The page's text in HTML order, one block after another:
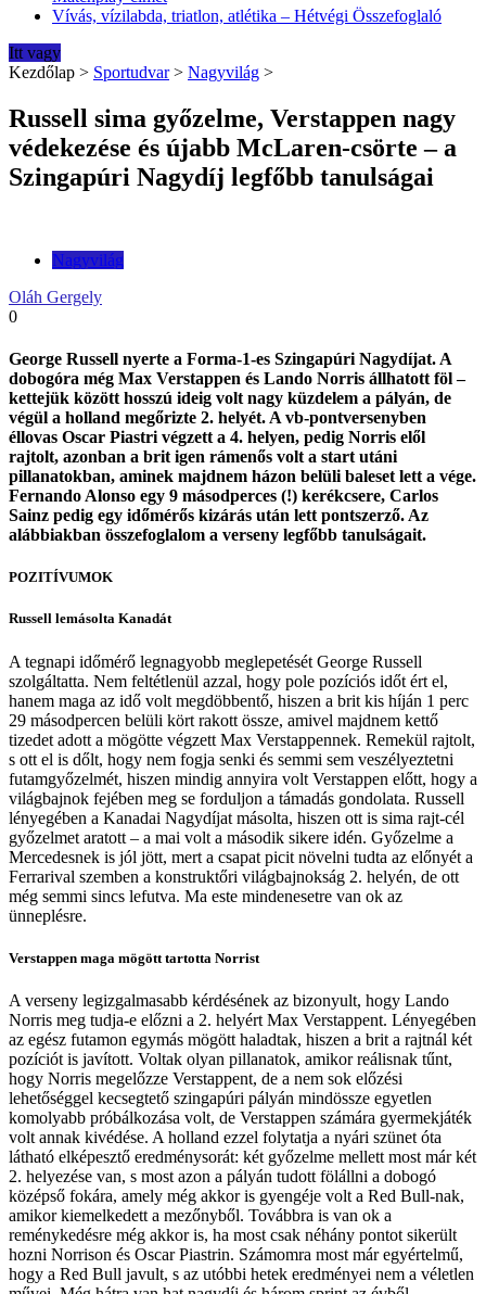
Vívás, vízilabda, triatlon, atlétika – Hétvégi Összefoglaló
Itt vagy
Kezdőlap > Sportudvar > Nagyvilág >
Russell sima győzelme, Verstappen nagy
védekezése és újabb McLaren-csörte – a
Szingapúri Nagydíj legfőbb tanulságai
Nagyvilág
Oláh Gergely
0
George Russell nyerte a Forma-1-es Szingapúri Nagydíjat. A
dobogóra még Max Verstappen és Lando Norris állhatott föl –
kettejük között hosszú ideig volt nagy küzdelem a pályán, de
végül a holland megőrizte 2. helyét. A vb-pontversenyben
éllovas Oscar Piastri végzett a 4. helyen, pedig Norris elől
rajtolt, azonban a brit igen rámenős volt a start utáni
pillanatokban, aminek majdnem házon belüli baleset lett a vége.
Fernando Alonso egy 9 másodperces (!) kerékcsere, Carlos
Sainz pedig egy időmérős kizárás után lett pontszerző. Az
alábbiakban összefoglalom a verseny legfőbb tanulságait.
POZITÍVUMOK
Russell lemásolta Kanadát
A tegnapi időmérő legnagyobb meglepetését George Russell
szolgáltatta. Nem feltétlenül azzal, hogy pole pozíciós időt ért el,
hanem maga az idő volt megdöbbentő, hiszen a brit kis híján 1 perc
29 másodpercen belüli kört rakott össze, amivel majdnem kettő
tizedet adott a mögötte végzett Max Verstappennek. Remekül rajtolt,
s ott el is dőlt, hogy nem fogja senki és semmi sem veszélyeztetni
futamgyőzelmét, hiszen mindig annyira volt Verstappen előtt, hogy a
világbajnok fejében meg se forduljon a támadás gondolata. Russell
lényegében a Kanadai Nagydíjat másolta, hiszen ott is sima rajt-cél
győzelmet aratott – a mai volt a második sikere idén. Győzelme a
Mercedesnek is jól jött, mert a csapat picit növelni tudta az előnyét a
Ferrarival szemben a konstruktőri világbajnokság 2. helyén, de ott
még semmi sincs lefutva. Ma este mindenesetre van ok az
ünneplésre.
Verstappen maga mögött tartotta Norrist
A verseny legizgalmasabb kérdésének az bizonyult, hogy Lando
Norris meg tudja-e előzni a 2. helyért Max Verstappent. Lényegében
az egész futamon egymás mögött haladtak, hiszen a brit a rajtnál két
pozíciót is javított. Voltak olyan pillanatok, amikor reálisnak tűnt,
hogy Norris megelőzze Verstappent, de a nem sok előzési
lehetőséggel kecsegtető szingapúri pályán mindössze egyetlen
komolyabb próbálkozása volt, de Verstappen számára gyermekjáték
volt annak kivédése. A holland ezzel folytatja a nyári szünet óta
látható elképesztő eredménysorát: két győzelme mellett most már két
2. helyezése van, s most azon a pályán tudott fölállni a dobogó
középső fokára, amely még akkor is gyengéje volt a Red Bull-nak,
amikor kiemelkedett a mezőnyből. Továbbra is van ok a
reménykedésre még akkor is, ha most csak néhány pontot sikerült
hozni Norrison és Oscar Piastrin. Számomra most már egyértelmű,
hogy a Red Bull javult, s az utóbbi hetek eredményei nem a véletlen